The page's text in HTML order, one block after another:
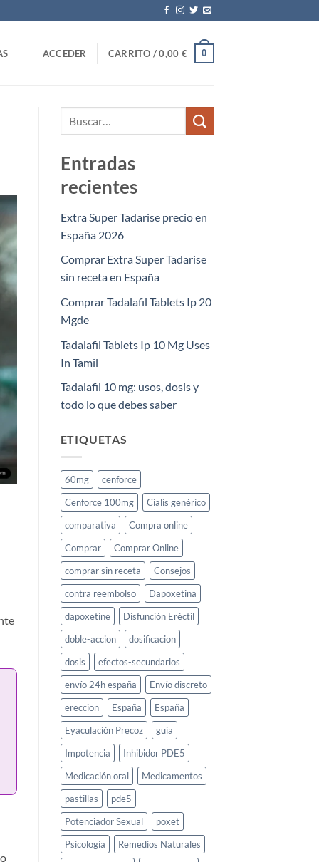
ACCEDER CARRITO /0,00 € 0
Entradas
recientes
Extra Super Tadarise precio en
España 2026
Comprar Extra Super Tadarise
sin receta en España
Comprar Tadalafil Tablets Ip 20
Mgde
Tadalafil Tablets Ip 10 Mg Uses
In Tamil
Tadalafil 10 mg: usos, dosis y
todo lo que debes saber
ETIQUETAS
60mg
cenforce
Cenforce 100mg
Cialis genérico
comparativa
Compra online
Comprar
Comprar Online
comprar sin receta
Consejos
contra reembolso
Dapoxetina
dapoxetine
Disfunción Eréctil
doble-accion
dosificacion
dosis
efectos-secundarios
envío 24h españa
Envío discreto
ereccion
España
España
Eyaculación Precoz
guia
Impotencia
Inhibidor PDE5
Medicación oral
Medicamentos
pastillas
pde5
Potenciador Sexual
poxet
Psicología
Remedios Naturales